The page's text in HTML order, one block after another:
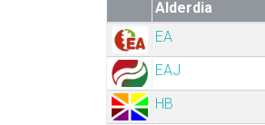
Alderdia
EA
EAJ
HB